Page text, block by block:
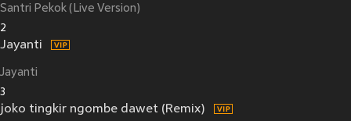
Santri Pekok (Live Version)
2
Jayanti
Jayanti
3
joko tingkir ngombe dawet (Remix)